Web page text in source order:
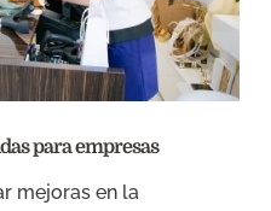
para empresas
mejoras en la